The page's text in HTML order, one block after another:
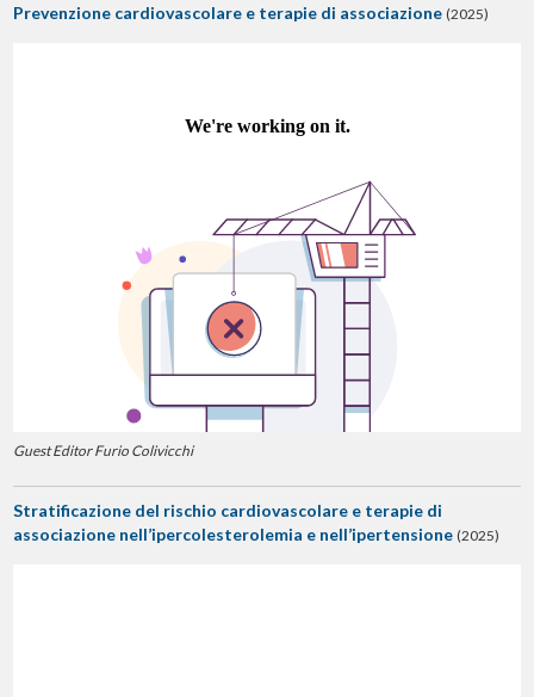
Prevenzione cardiovascolare e terapie di associazione (2025)
Guest Editor Furio Colivicchi
Stratificazione del rischio cardiovascolare e terapie di
associazione nell’ipercolesterolemia e nell’ipertensione (2025)